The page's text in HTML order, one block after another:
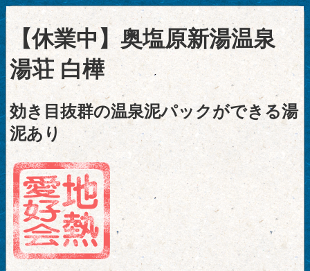
【休業中】奥塩原新湯温泉
湯荘 白樺
効き目抜群の温泉泥パックができる湯
泥あり